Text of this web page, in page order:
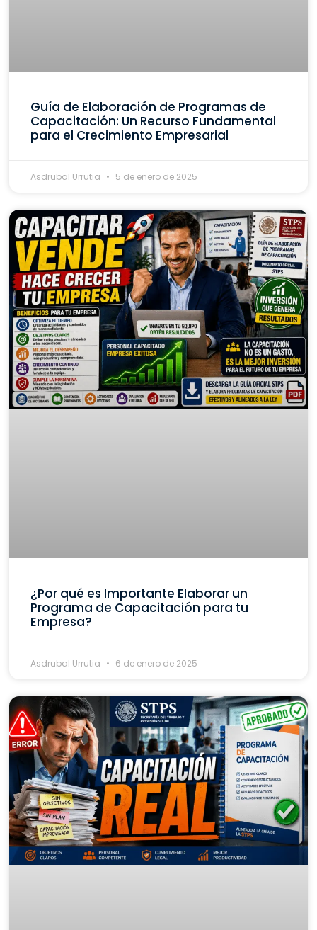
Guía de Elaboración de Programas de
Capacitación: Un Recurso Fundamental
para el Crecimiento Empresarial
Asdrubal Urrutia 5 de enero de 2025
¿Por qué es Importante Elaborar un
Programa de Capacitación para tu
Empresa?
Asdrubal Urrutia 6 de enero de 2025